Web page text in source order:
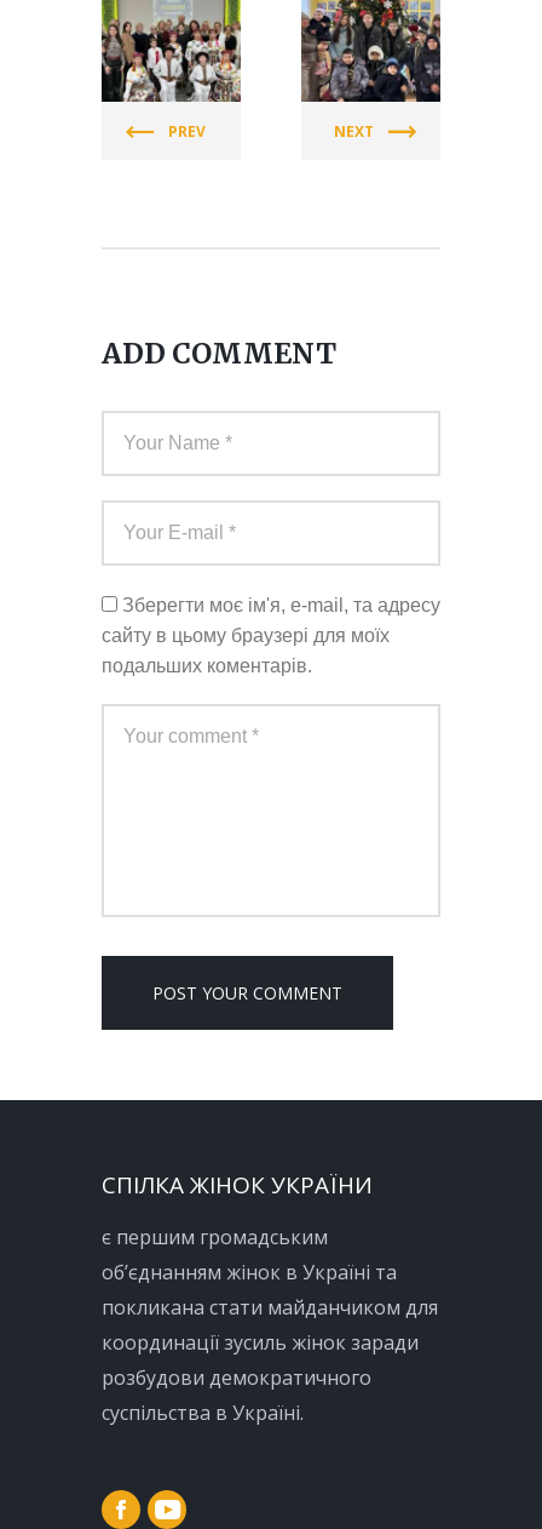
СПІЛКА
ЖІНОК
УКРАЇНИ
PREV
СПІЛКА
ЖІНОК
УКРАЇНИ
NEXT
ADD COMMENT
Зберегти моє ім'я, e-mail, та адресу
сайту в цьому браузері для моїх
подальших коментарів.
СПІЛКА ЖІНОК УКРАЇНИ
є першим громадським
об’єднанням жінок в Україні та
покликана стати майданчиком для
координації зусиль жінок заради
розбудови демократичного
суспільства в Україні.